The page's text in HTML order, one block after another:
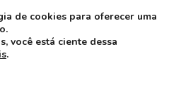
cartilha
de cookies para oferecer uma
você está ciente dessa
.